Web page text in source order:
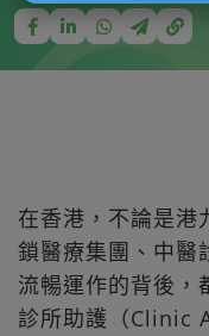
在香港，不論是港
鎖醫療集團、中醫
流暢運作的背後
診所助護（Clinic